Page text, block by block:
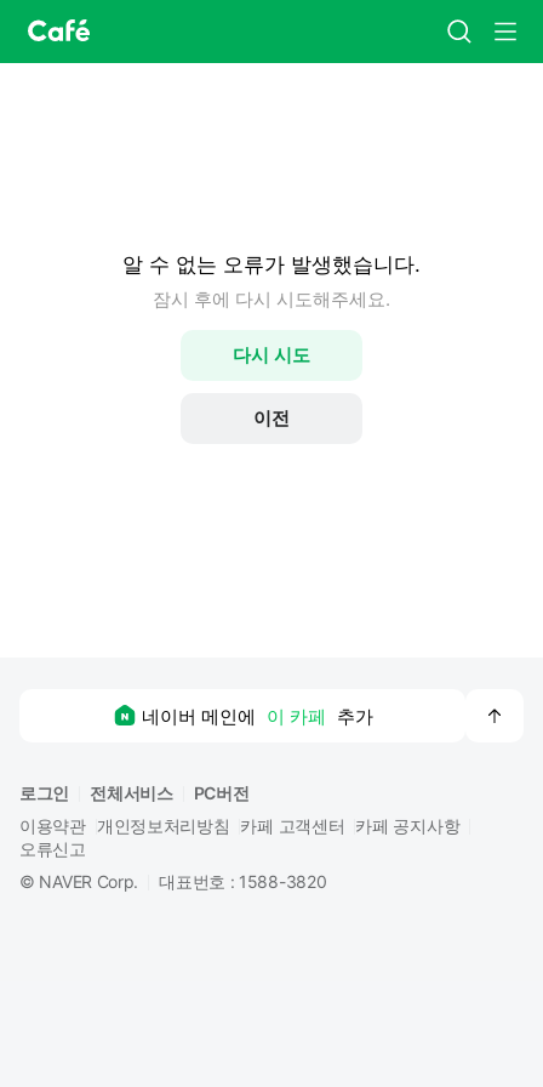
카
페
홈
검
색
메
뉴
알 수 없는 오류가 발생했습니다.
잠시 후에 다시 시도해주세요.
다시 시도
이전
네이버 메인에 이 카페 추가
로그인
전체서비스
PC버전
이용약관 개인정보처리방침 카페 고객센터
카페 공지사항
오류신고
© NAVER Corp. 대표번호 : 1588-3820